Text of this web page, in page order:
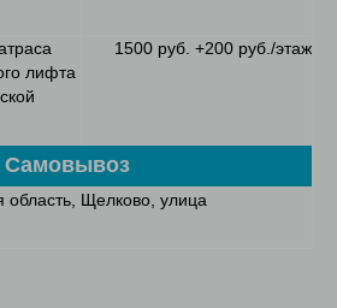
лифта
1500 руб. +200 руб./этаж
Самовывоз
область, Щелково, улица